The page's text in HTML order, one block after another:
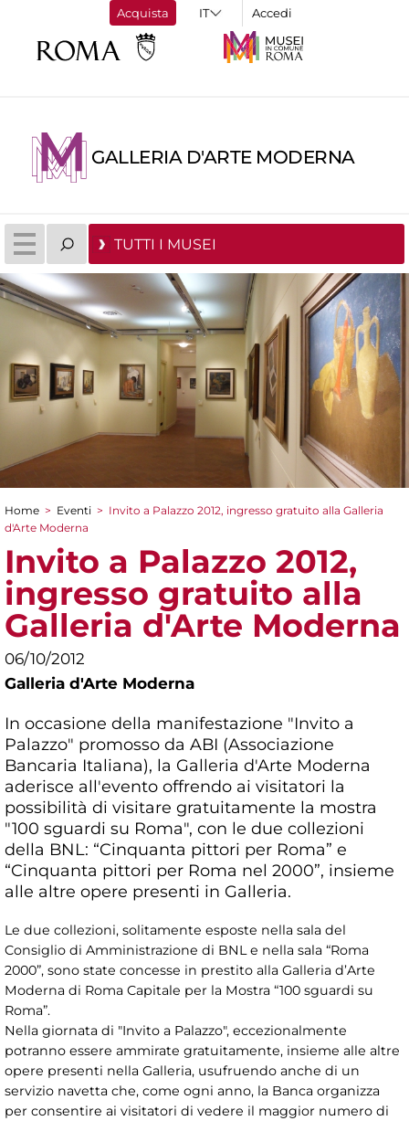
Acquista Accedi
GALLERIA D'ARTE MODERNA
TUTTI I MUSEI
Tu sei qui
Home > Eventi > Invito a Palazzo 2012, ingresso gratuito alla Galleria
d'Arte Moderna
Invito a Palazzo 2012,
ingresso gratuito alla
Galleria d'Arte Moderna
06/10/2012
Galleria d'Arte Moderna
In occasione della manifestazione "Invito a
Palazzo" promosso da ABI (Associazione
Bancaria Italiana), la Galleria d'Arte Moderna
aderisce all'evento offrendo ai visitatori la
possibilità di visitare gratuitamente la mostra
"100 sguardi su Roma", con le due collezioni
della BNL: “Cinquanta pittori per Roma” e
“Cinquanta pittori per Roma nel 2000”, insieme
alle altre opere presenti in Galleria.
Le due collezioni, solitamente esposte nella sala del
Consiglio di Amministrazione di BNL e nella sala “Roma
2000”, sono state concesse in prestito alla Galleria d’Arte
Moderna di Roma Capitale per la Mostra “100 sguardi su
Roma”.
Nella giornata di "Invito a Palazzo", eccezionalmente
potranno essere ammirate gratuitamente, insieme alle altre
opere presenti nella Galleria, usufruendo anche di un
servizio navetta che, come ogni anno, la Banca organizza
per consentire ai visitatori di vedere il maggior numero di